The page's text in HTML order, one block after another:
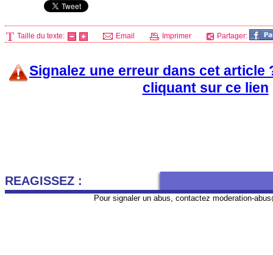
Taille du texte: Email Imprimer Partager:
Signalez une erreur dans cet article
cliquant sur ce lien
REAGISSEZ :
Pour signaler un abus, contactez moderation-